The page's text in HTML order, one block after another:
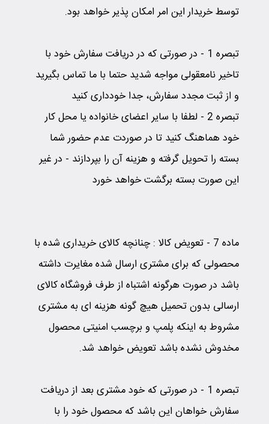
توسط خریدار این امر امکان پذیر خواهد بود.
تبصره 1 - در صورتی كه در دریافت سفارش خود با
تاخیر نامعقولی مواجه شدید حتما با ما تماس بگیرید
و از ثبت مجدد سفارش، جدا خودداری كنید
تبصره 2
- لطفا با سایر اعضای خانواده یا محل كار
خود هماهنگ كنید تا در صوردت عدم حضور شما
بسته را تحویل گرفته و هزینه آن را بپردازند - در غیر
این صورت بسته برگشت خواهد خورد
ماده 7 - تعویض کالا :چنانچه کالای خریداری شده با
محصولی که برای مشتری ارسال شده مغایرت داشته
باشد در صورت هرگونه اشتباه از طرف فروشگاه کالای
ارسالی بدون تحمیل هیچ گونه هزینه ای به مشتری
مشروط به اینکه پلمپ و برچسب امنیتی محصول
مخدوش نشده باشد تعویض خواهد شد.
تبصره 1 - در صورتی که خود مشتری بعد از دریافت
سفارش خواهان این باشد که محصول خود را با